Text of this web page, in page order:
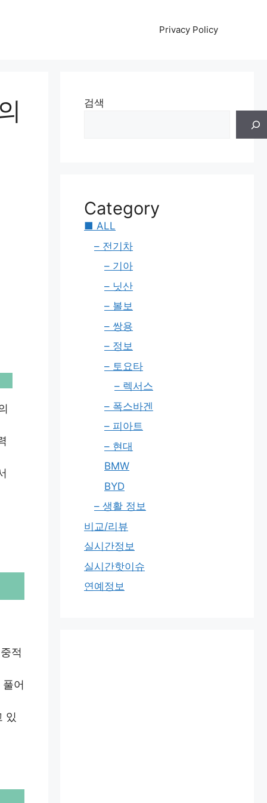
Privacy Policy
적
어
있
검색
Category
■ ALL
– 전기차
– 기아
– 닛산
– 볼보
– 쌍용
– 정보
– 토요타
– 렉서스
– 폭스바겐
– 피아트
– 현대
BMW
BYD
– 생활 정보
비교/리뷰
실시간정보
실시간핫이슈
연예정보